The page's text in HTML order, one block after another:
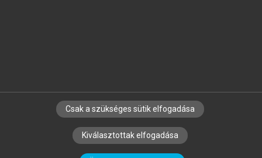
SZERZŐKNEK CÉGEKNEK KÖNYVTÁROSOKNAK
SZERKESZTÉSI ÉS LEKTORÁLÁSI ALAPELVEK
Csak a szükséges sütik elfogadása
Kiválasztottak elfogadása